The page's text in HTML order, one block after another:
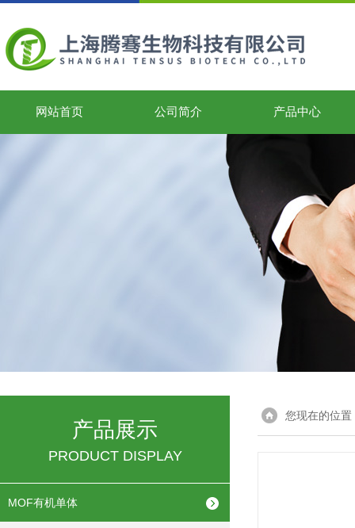
网站首页 公司简介 产品中心
产品展示
PRODUCT DISPLAY
MOF有机单体
您现在的位置